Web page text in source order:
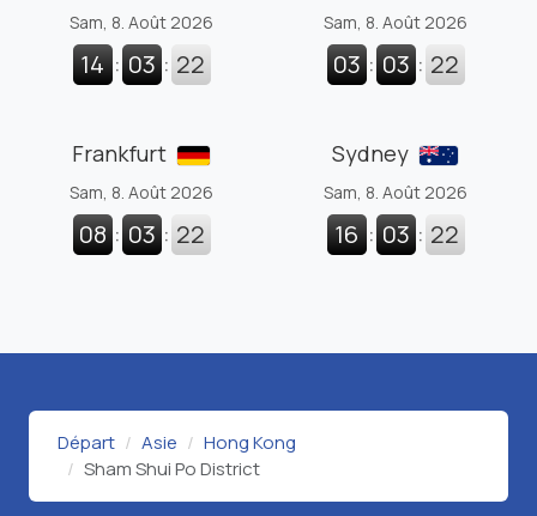
Sam, 8. Août 2026
14 : 03 : 22
Sam, 8. Août 2026
03 : 03 : 22
Frankfurt
Sam, 8. Août 2026
08 : 03 : 22
Sydney
Sam, 8. Août 2026
16 : 03 : 22
Départ Asie
Hong Kong
Sham Shui Po District